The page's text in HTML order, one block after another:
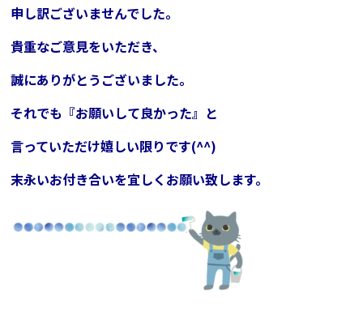
申し訳ございませんでした。
貴重なご意見をいただき、
誠にありがとうございました。
それでも『お願いして良かった』と
言っていただけ嬉しい限りです(^^)
末永いお付き合いを宜しくお願い致します。